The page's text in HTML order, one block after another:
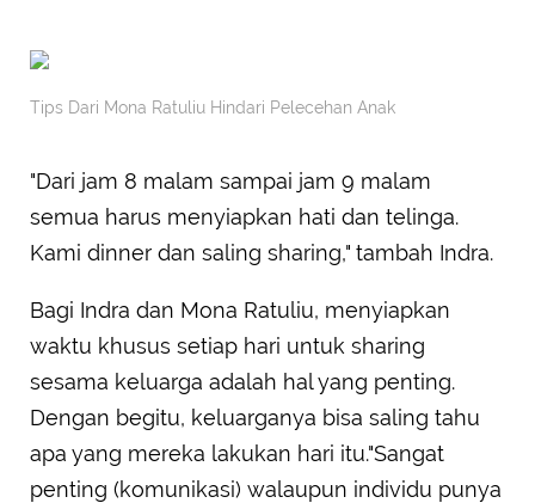
Tips Dari Mona Ratuliu Hindari Pelecehan Anak
"Dari jam 8 malam sampai jam 9 malam
semua harus menyiapkan hati dan telinga.
Kami dinner dan saling sharing," tambah Indra.
Bagi Indra dan Mona Ratuliu, menyiapkan
waktu khusus setiap hari untuk sharing
sesama keluarga adalah hal yang penting.
Dengan begitu, keluarganya bisa saling tahu
apa yang mereka lakukan hari itu."Sangat
penting (komunikasi) walaupun individu punya